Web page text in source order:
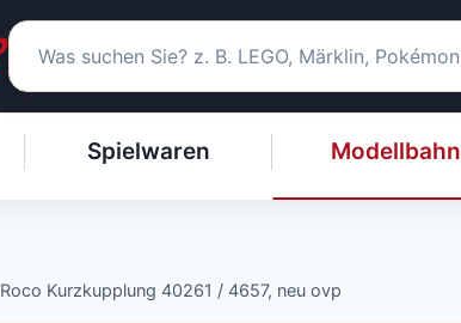
Spielwaren Modellbahn
Roco Kurzkupplung 40261 / 4657, neu ovp